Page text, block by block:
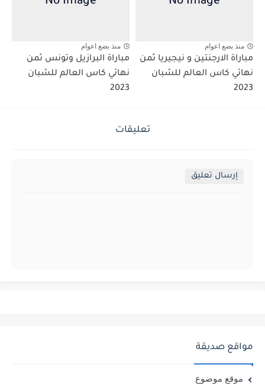
منذ بضع اعوام
مباراة الارجنتين و نيجيريا ثمن
نهائي كاس العالم للشبان
2023
منذ بضع اعوام
مباراة البرازيل وتونس ثمن
نهائي كاس العالم للشبان
2023
تعليقات
إرسال تعليق
مواقع صديقة
موقع موضوع